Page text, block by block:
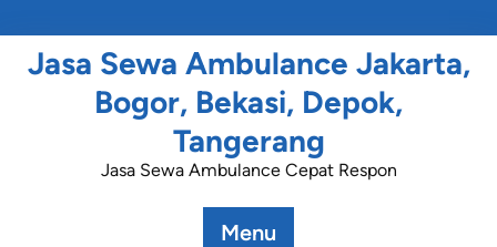
Jasa Sewa Ambulance Jakarta,
Bogor, Bekasi, Depok,
Tangerang
Jasa Sewa Ambulance Cepat Respon
Menu